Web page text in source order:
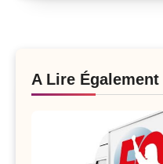
A Lire Également